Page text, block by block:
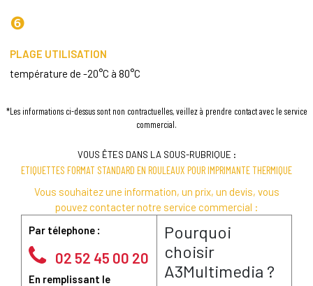
❻
PLAGE UTILISATION
température de -20°C à 80°C
*Les informations ci-dessus sont non contractuelles, veillez à prendre contact avec le service
commercial.
VOUS ÊTES DANS LA SOUS-RUBRIQUE :
ETIQUETTES FORMAT STANDARD EN ROULEAUX POUR IMPRIMANTE THERMIQUE
Vous souhaitez une information, un prix, un devis, vous
pouvez contacter notre service commercial :
Par télephone :
02 52 45 00 20
En remplissant le
Pourquoi
choisir
A3Multimedia ?